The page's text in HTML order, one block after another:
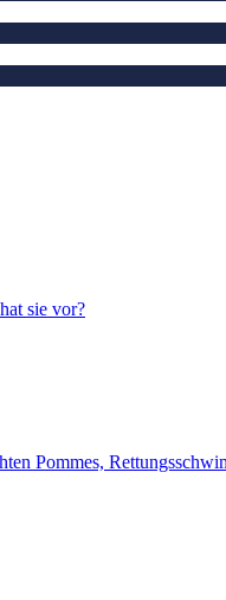
sie vor?
Pommes,